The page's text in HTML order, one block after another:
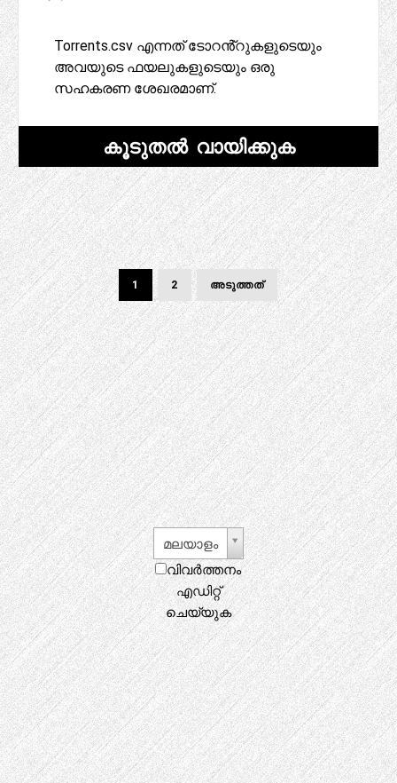
Torrents.csv എന്നത് ടോറൻ്റുകളുടെയും
അവയുടെ ഫയലുകളുടെയും ഒരു
സഹകരണ ശേഖരമാണ്.
കൂടുതൽ വായിക്കുക
പോസ്റ്റുകൾ
പേജിനേഷൻ
പേജ് 1
പേജ് 2 അടുത്തത്
അടുത്ത
പേജ്
മലയാളം
വിവർത്തനം
എഡിറ്റ്
ചെയ്യുക